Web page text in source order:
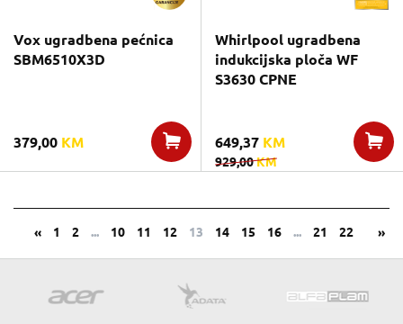
Vox ugradbena pećnica
SBM6510X3D
379,00 KM
Whirlpool ugradbena
indukcijska ploča WF
S3630 CPNE
649,37 KM
929,00KM
« 1 2 ... 10 11 12 13 14 15 16 ... 21 22 »